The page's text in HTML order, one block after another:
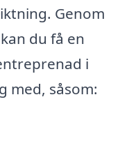
Genom
du få en
i
med, såsom: